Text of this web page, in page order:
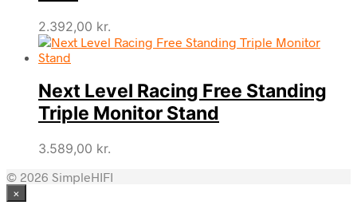
2.392,00 kr.
Next Level Racing Free Standing
Triple Monitor Stand
3.589,00 kr.
© 2026 SimpleHIFI
×